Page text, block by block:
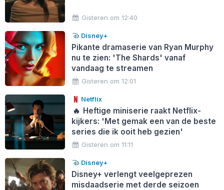
Gisteren om 12:40
Disney+
Pikante dramaserie van Ryan Murphy
nu te zien: 'The Shards' vanaf
vandaag te streamen
Gisteren om 12:01
Netflix
🔥 Heftige miniserie raakt Netflix-
kijkers: 'Met gemak een van de beste
series die ik ooit heb gezien'
Gisteren om 11:11
Disney+
Disney+ verlengt veelgeprezen
misdaadserie met derde seizoen